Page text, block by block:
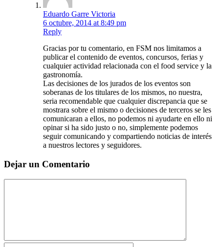
Eduardo Garre Victoria
6 octubre, 2014 at 8:49 pm
Reply
Gracias por tu comentario, en FSM nos limitamos a
publicar el contenido de eventos, concursos, ferias y
cualquier actividad relacionada con el food service y la
gastronomía.
Las decisiones de los jurados de los eventos son
soberanas de los titulares de los mismos, no nuestra,
seria recomendable que cualquier discrepancia que se
mostrara sobre el mismo o decisiones de terceros se les
comunicaran a ellos, no podemos ni ayudarte en ello ni
opinar si ha sido justo o no, simplemente podemos
seguir comunicando y compartiendo noticias de interés
a nuestros lectores y seguidores.
Dejar un Comentario